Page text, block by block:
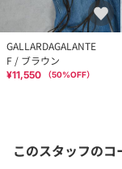
GALLARDAGALANTE
F / ブラウン
¥11,550 （50%OFF）
このスタッフのコ